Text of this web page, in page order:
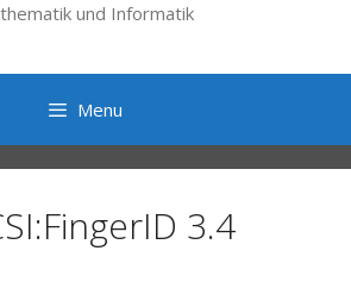
und Informatik
Menu
3.4